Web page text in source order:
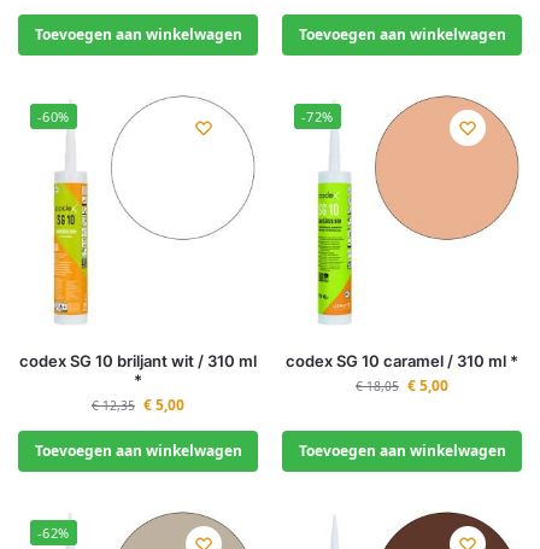
Toevoegen aan winkelwagen Toevoegen aan winkelwagen
-60%
codex SG 10 briljant wit / 310 ml
*
€12,35 €5,00
Toevoegen aan winkelwagen
-72%
codex SG 10 caramel / 310 ml *
€18,05 €5,00
Toevoegen aan winkelwagen
-62%